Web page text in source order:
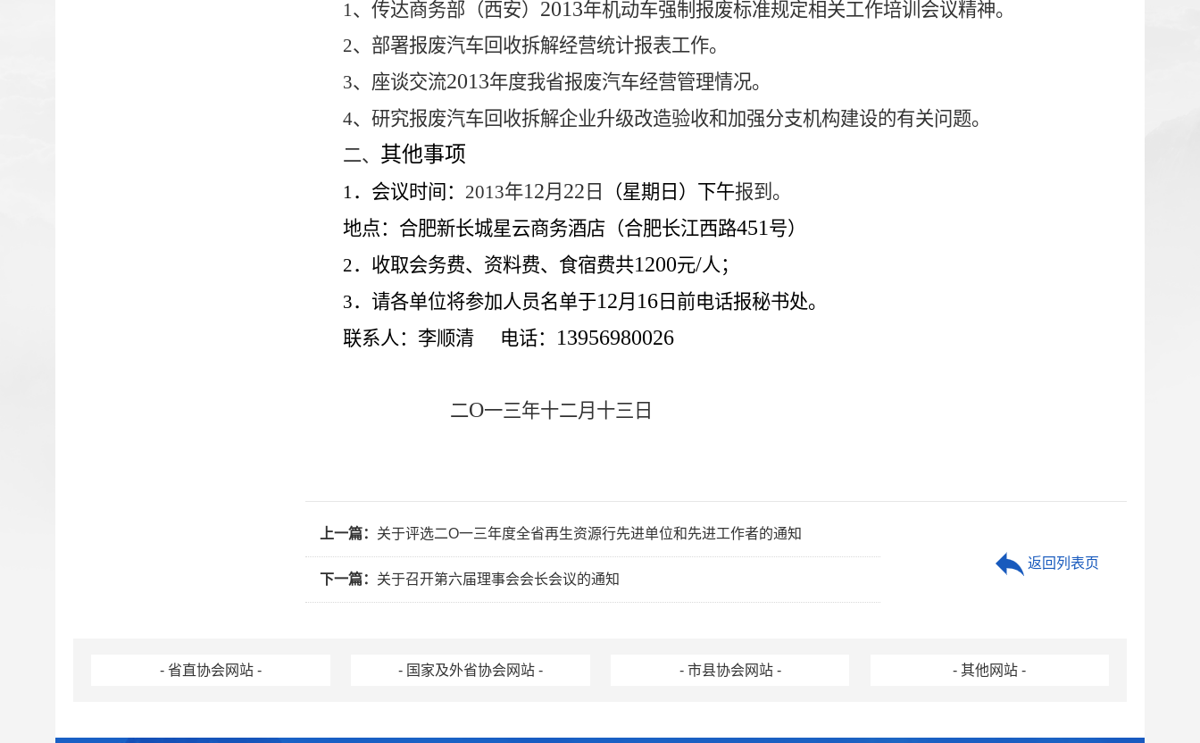
1 、传达商务部（西安） 2013年机动车强制报废标准规定相关工作培训会议精神。
2、部署报废汽车回收拆解经营统计报表工作。
3、座谈交流2013年度我省报废汽车经营管理情况。
4、研究报废汽车回收拆解企业升级改造验收和加强分支机构建设的有关问题。
二、 其他事项
1 ．会议时间： 2013年12月 22 日 （星期日）下午报到。
地点： 合肥新长城星云商务酒店 （合肥长江西路451 号）
2．收取会务费、资料费、食宿费共1200元/人；
3．请各单位将参加人员名单于12月 16 日 前电话报秘书处。
联系人：李顺清
电话： 13956980026
二O一三年十二月十三日
上一篇： 关于评选二O一三年度全省再生资源行先进单位和先进工作者的通知
下一篇： 关于召开第六届理事会会长会议的通知
返回列表页
- 省直协会网站 - - 国家及外省协会网站 - - 市县协会网站 - - 其他网站 -